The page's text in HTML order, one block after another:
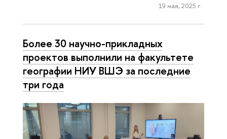
19 мая, 2025 г.
Более 30 научно-прикладных
проектов выполнили на факультете
географии НИУ ВШЭ за последние
три года